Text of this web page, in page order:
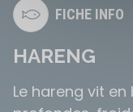
FICHE INFO
HARENG
Le hareng vit